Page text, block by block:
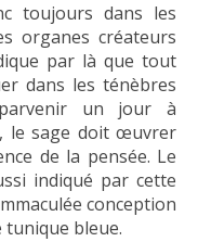
toujours dans les
organes créateurs
par là que tout
dans les ténèbres
un jour à
le sage doit œuvrer
de la pensée. Le
indiqué par cette
conception
tunique bleue.